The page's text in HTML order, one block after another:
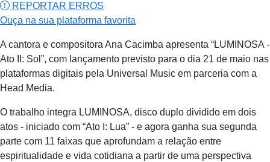
REPORTAR ERROS
Ouça na sua plataforma favorita
A cantora e compositora Ana Cacimba apresenta “LUMINOSA -
Ato II: Sol”, com lançamento previsto para o dia 21 de maio nas
plataformas digitais pela Universal Music em parceria com a
Head Media.
O trabalho integra LUMINOSA, disco duplo dividido em dois
atos - iniciado com “Ato I: Lua” - e agora ganha sua segunda
parte com 11 faixas que aprofundam a relação entre
espiritualidade e vida cotidiana a partir de uma perspectiva